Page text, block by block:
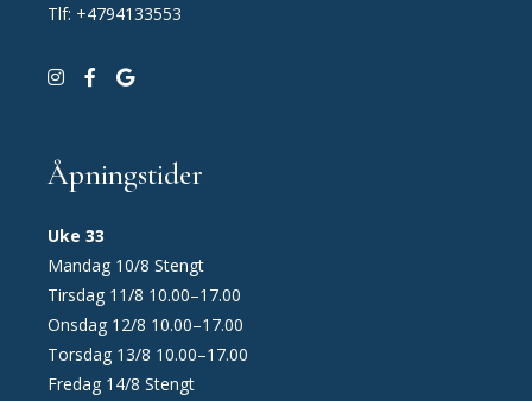
Tlf: +4794133553
Åpningstider
Uke 33
Mandag 10/8 Stengt
Tirsdag 11/8 10.00–17.00
Onsdag 12/8 10.00–17.00
Torsdag 13/8 10.00–17.00
Fredag 14/8 Stengt